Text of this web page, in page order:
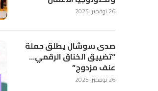
26 نوفمبر، 2025
صدى سوشال يطلق حملة
“تضييق الخناق الرقمي…
عنف مزدوج”
26 نوفمبر، 2025